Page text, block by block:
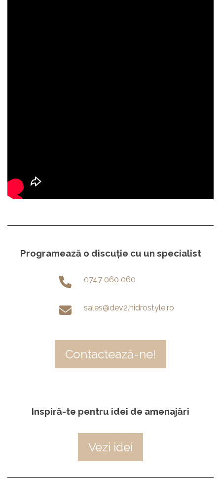
Programează o discuție cu un specialist
0747 060 060
sales@dev2.hidrostyle.ro
Contactează-ne!
Inspiră-te pentru idei de amenajări
Vezi idei